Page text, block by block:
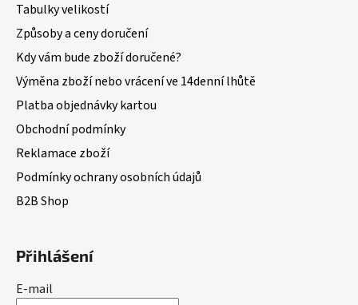
Tabulky velikostí
Způsoby a ceny doručení
Kdy vám bude zboží doručené?
Výměna zboží nebo vrácení ve 14denní lhůtě
Platba objednávky kartou
Obchodní podmínky
Reklamace zboží
Podmínky ochrany osobních údajů
B2B Shop
Přihlášení
E-mail